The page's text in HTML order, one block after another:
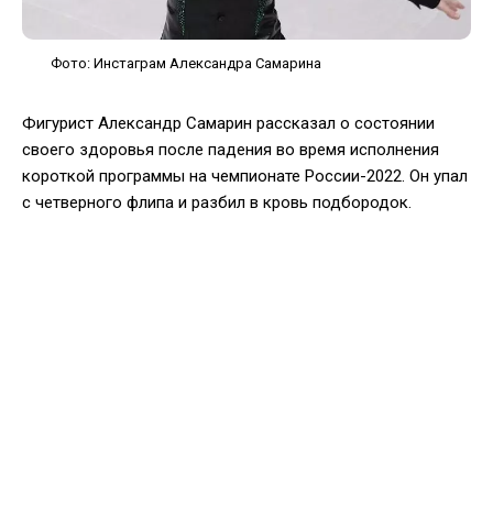
Фото: Инстаграм Александра Самарина
Фигурист Александр Самарин рассказал о состоянии
своего здоровья после падения во время исполнения
короткой программы на чемпионате России-2022. Он упал
с четверного флипа и разбил в кровь подбородок.